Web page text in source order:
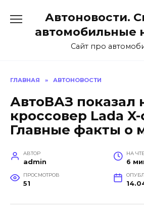
содержанию
Автоновости.
автомобильные
Сайт про
ГЛАВНАЯ » АВТОНОВОСТИ
АвтоВАЗ показал
кроссовер Lada X-
Главные факты о
АВТОР
admin
НА
6
ПРОСМОТРОВ
51